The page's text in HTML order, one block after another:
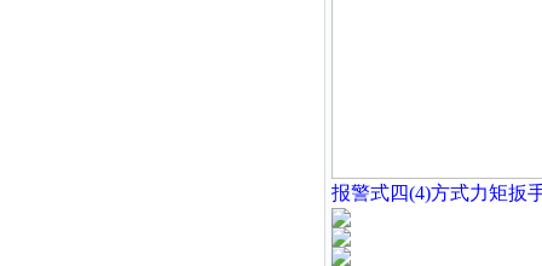
报警式四(4)方式力矩扳